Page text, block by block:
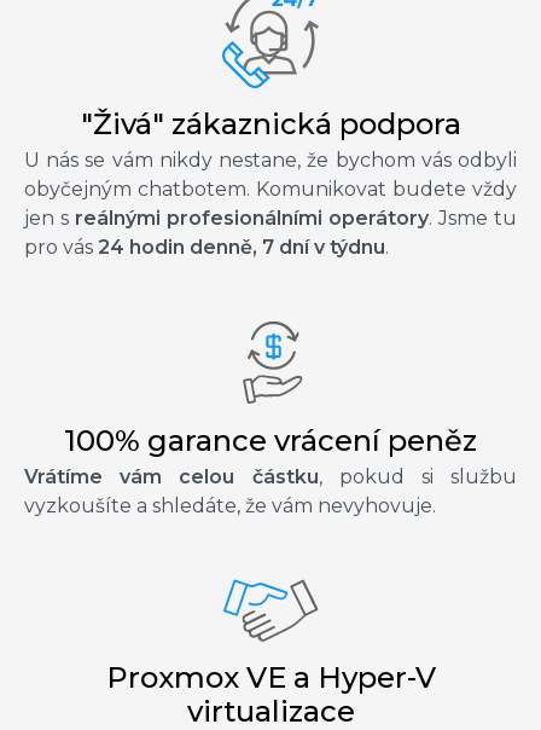
"Živá" zákaznická podpora
U nás se vám nikdy nestane, že bychom vás odbyli
obyčejným chatbotem. Komunikovat budete vždy
jen s reálnými profesionálními operátory. Jsme tu
pro vás 24 hodin denně, 7 dní v týdnu.
100% garance vrácení peněz
Vrátíme vám celou částku, pokud si službu
vyzkoušíte a shledáte, že vám nevyhovuje.
Proxmox VE a Hyper-V
virtualizace